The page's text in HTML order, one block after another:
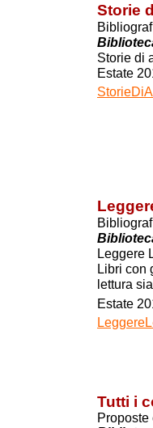
Storie
Storie di
Estate
Leggere
Libri con
lettura
Estate
Tutti i